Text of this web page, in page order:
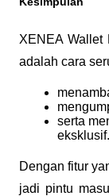
XENEA
adalah cara
serta
eksklusif.
Dengan fitur
jadi pintu